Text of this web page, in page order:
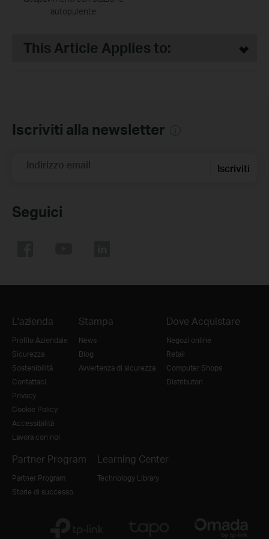
autopulente
This Article Applies to:
Iscriviti alla newsletter
Indirizzo email Iscriviti
Seguici
L'azienda
Profilo Aziendale
Sicurezza
Sostenibilità
Contattaci
Privacy
Cookie Policy
Accessibilità
Lavora con noi
Stampa
News
Blog
Avvertenza di sicurezza
Dove Acquistare
Negozi online
Retail
Computer Shops
Distributori
Partner Program
Partner Program
Storie di successo
Learning Center
Technology Library